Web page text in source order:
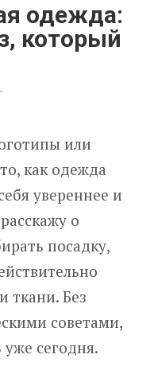
одежда:
который
или
как одежда
увереннее и
о
посадку,
ткани. Без
советами,
сегодня.